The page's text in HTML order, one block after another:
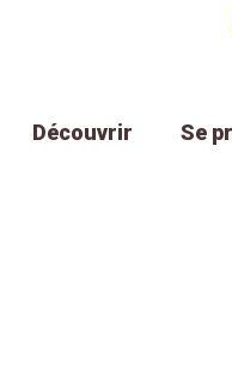
Découvrir Se